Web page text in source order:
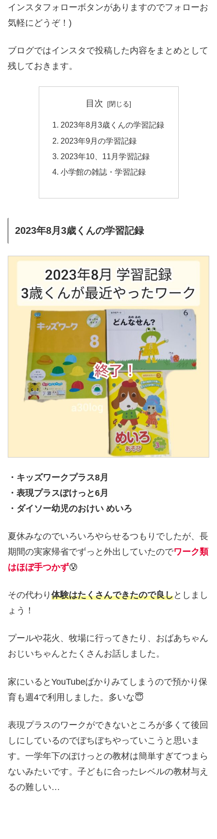
インスタフォローボタンがありますのでフォローお
気軽にどうぞ！)
ブログではインスタで投稿した内容をまとめとして
残しておきます。
目次
2023年8月3歳くんの学習記録
2023年9月の学習記録
2023年10、11月学習記録
小学館の雑誌・学習記録
2023年8月3歳くんの学習記録
・キッズワークプラス8月
・表現プラスぽけっと6月
・ダイソー幼児のおけい めいろ
夏休みなのでいろいろやらせるつもりでしたが、長
期間の実家帰省でずっと外出していたのでワーク類
はほぼ手つかず😰
その代わり 体験はたくさんできたので良しとしまし
ょう！
プールや花火、牧場に行ってきたり、おばあちゃん
おじいちゃんとたくさんお話しました。
家にいるとYouTubeばかりみてしまうので預かり保
育も週4で利用しました。多いな😇
表現プラスのワークができないところが多くて後回
しにしているのでぼちぼちやっていこうと思いま
す。一学年下のぽけっとの教材は簡単すぎてつまら
ないみたいです。子どもに合ったレベルの教材与え
るの難しい…